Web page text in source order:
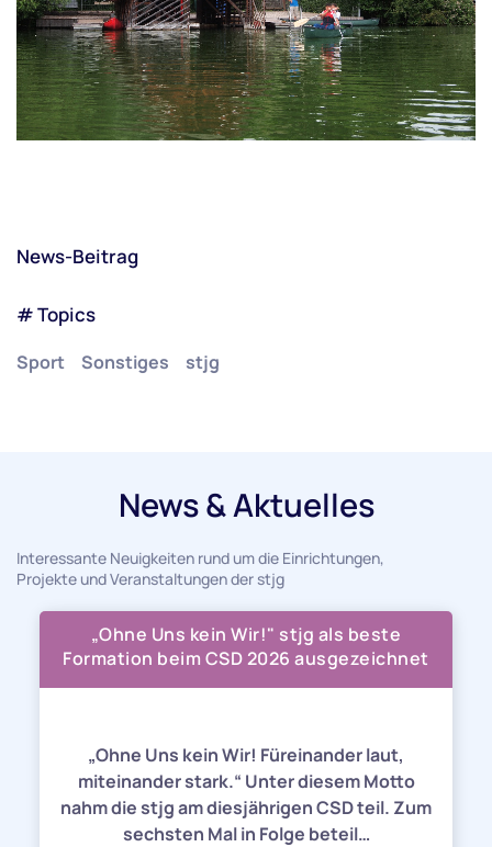
# Topics
Sport Sonstiges stjg
News-Beitrag
News & Aktuelles
Interessante Neuigkeiten rund um die Einrichtungen,
Projekte und Veranstaltungen der stjg
„Ohne Uns kein Wir!" stjg als beste
Formation beim CSD 2026 ausgezeichnet
„Ohne Uns kein Wir! Füreinander laut,
miteinander stark.“ Unter diesem Motto
nahm die stjg am diesjährigen CSD teil. Zum
sechsten Mal in Folge beteil…